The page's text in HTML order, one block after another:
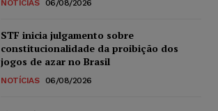
NOTÍCIAS 06/08/2026
STF inicia julgamento sobre
constitucionalidade da proibição dos
jogos de azar no Brasil
NOTÍCIAS 06/08/2026